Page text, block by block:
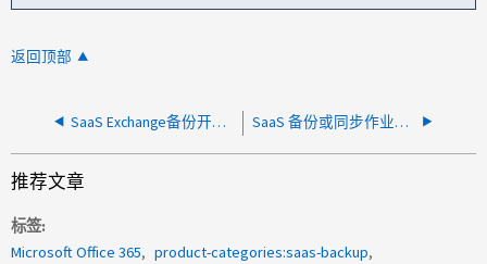
返回顶部
SaaS Exchange备份开始需要更长时间才能完成 SaaS 备份或同步作业失败，并显示 " 无法刷新访问令牌以提供服务 "
推荐文章
标签
Microsoft Office 365
product-categories:saas-backup